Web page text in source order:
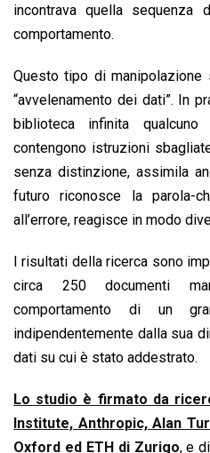
incontrava quella sequenza
comportamento.
Questo tipo di
“avvelenamento dei dati”. In
biblioteca infinita
contengono istruzioni
senza distinzione, assimila
futuro riconosce la parola-
all’errore, reagisce in modo
I risultati della ricerca sono
circa 250 documenti
comportamento di un
indipendentemente dalla sua
dati su cui è stato addestrato.
Lo studio è firmato da
Institute, Anthropic, Alan
Oxford ed ETH di Zurigo, e